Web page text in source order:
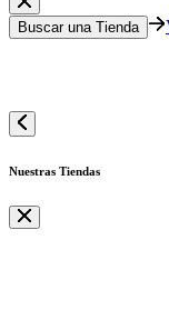
Buscar una Tienda
Nuestras Tiendas